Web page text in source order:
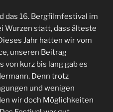
das 16. Bergfilmfestival im
Wurzen statt, dass älteste
Jahr hatten wir vom
unseren Beitrag
von kurz bis lang gab es
Denn trotz
und wenigen
wir doch Möglichkeiten